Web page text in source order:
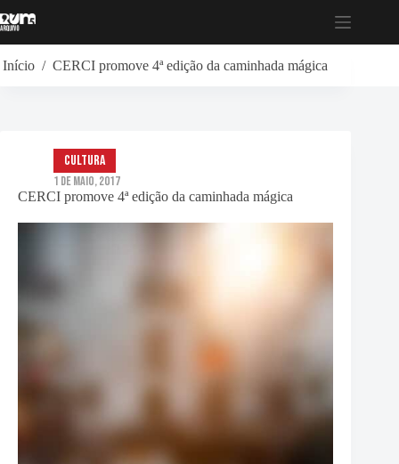
para
Início / CERCI promove 4ª edição da caminhada mágica
CERCI promove 4ª edição da caminhada mágica
Cultura
1 de Maio, 2017